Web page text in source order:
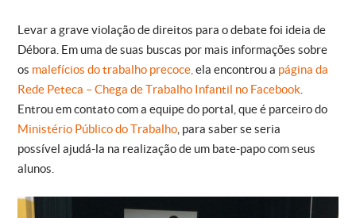
Levar a grave violação de direitos para o debate foi ideia de
Débora. Em uma de suas buscas por mais informações sobre
os malefícios do trabalho precoce, ela encontrou a página da
Rede Peteca – Chega de Trabalho Infantil no Facebook
Entrou em contato com a equipe do portal, que é parceiro do
Ministério Público do Trabalho , para saber se seria
possível ajudá-la na realização de um bate-papo com seus
alunos.